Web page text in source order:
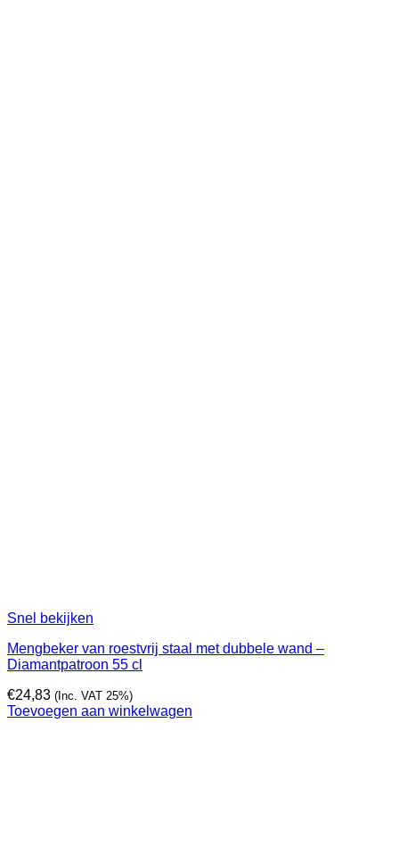
Snel bekijken
Mengbeker van roestvrij staal met dubbele wand –
Diamantpatroon 55 cl
€24,83 (Inc. VAT 25%)
Toevoegen aan winkelwagen